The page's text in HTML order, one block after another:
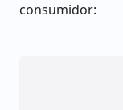
consumidor: